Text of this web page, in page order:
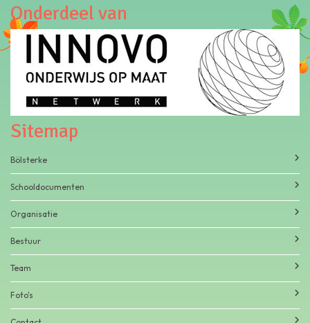
Onderdeel van
Sitemap
Bölsterke
Schooldocumenten
Organisatie
Bestuur
Team
Foto's